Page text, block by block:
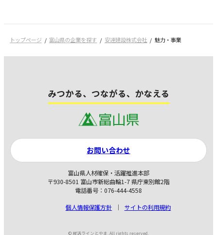
トップページ 富山県の企業を探す 安達建設株式会社 魅力・事業
みつかる、つながる、かなえる
富山県人材確保・活躍推進本部
〒930-8501 富山市新総曲輪1-7 県庁東別館2階
電話番号：076-444-4558
個人情報保護方針
サイトの利用規約
お問い合わせ
© 就活ラインとやま. All rights reserved.